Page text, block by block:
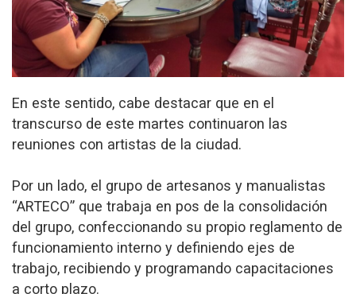
En este sentido, cabe destacar que en el
transcurso de este martes continuaron las
reuniones con artistas de la ciudad.
Por un lado, el grupo de artesanos y manualistas
“ARTECO” que trabaja en pos de la consolidación
del grupo, confeccionando su propio reglamento de
funcionamiento interno y definiendo ejes de
trabajo, recibiendo y programando capacitaciones
a corto plazo.